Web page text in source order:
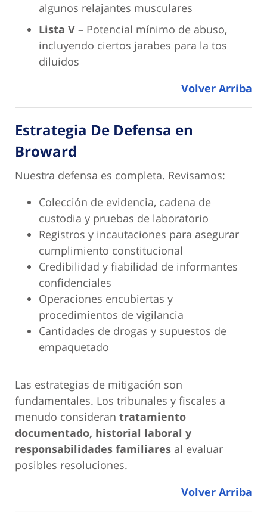
algunos relajantes musculares
Lista V – Potencial mínimo de abuso,
incluyendo ciertos jarabes para la tos
diluidos
Volver Arriba
Estrategia De Defensa en
Broward
Nuestra defensa es completa. Revisamos:
Colección de evidencia, cadena de
custodia y pruebas de laboratorio
Registros y incautaciones para asegurar
cumplimiento constitucional
Credibilidad y fiabilidad de informantes
confidenciales
Operaciones encubiertas y
procedimientos de vigilancia
Cantidades de drogas y supuestos de
empaquetado
Las estrategias de mitigación son
fundamentales. Los tribunales y fiscales a
menudo consideran tratamiento
documentado, historial laboral y
responsabilidades familiares al evaluar
posibles resoluciones.
Volver Arriba